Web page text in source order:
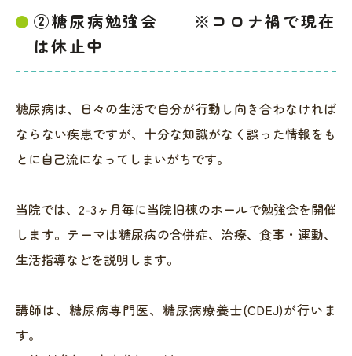
②糖尿病勉強会 ※コロナ禍で現在
は休止中
糖尿病は、日々の生活で自分が行動し向き合わなければ
ならない疾患ですが、十分な知識がなく誤った情報をも
とに自己流になってしまいがちです。
当院では、2-3ヶ月毎に当院旧棟のホールで勉強会を開催
します。テーマは糖尿病の合併症、治療、食事・運動、
生活指導などを説明します。
講師は、糖尿病専門医、糖尿病療養士(CDEJ)が行いま
す。